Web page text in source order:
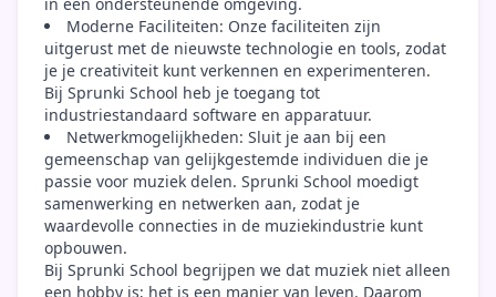
Moderne Faciliteiten: Onze faciliteiten zijn
uitgerust met de nieuwste technologie en tools, zodat
je je creativiteit kunt verkennen en experimenteren.
Bij Sprunki School heb je toegang tot
industriestandaard software en apparatuur.
Netwerkmogelijkheden: Sluit je aan bij een
gemeenschap van gelijkgestemde individuen die je
passie voor muziek delen. Sprunki School moedigt
samenwerking en netwerken aan, zodat je
waardevolle connecties in de muziekindustrie kunt
opbouwen.
Bij Sprunki School begrijpen we dat muziek niet alleen
een hobby is; het is een manier van leven. Daarom